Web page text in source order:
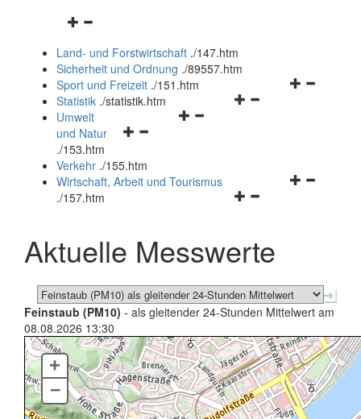
Navigationsmenü
und
schließen
Land- und Forstwirtschaft ./147.htm
Sicherheit und Ordnung ./89557.htm
Navigationsmenü
Sport und Freizeit ./151.htm
Navigationsmenü
Statistik ./statistik.htm
Navigationsmenü
und
schließen
Umwelt
und Natur
./153.htm
Verkehr ./155.htm
Navigationsmenü
schließen
Wirtschaft, Arbeit und Tourismus
./157.htm
Aktuelle Messwerte
Feinstaub (PM10) - als gleitender 24-Stunden Mittelwert am
08.08.2026 13:30
+
–